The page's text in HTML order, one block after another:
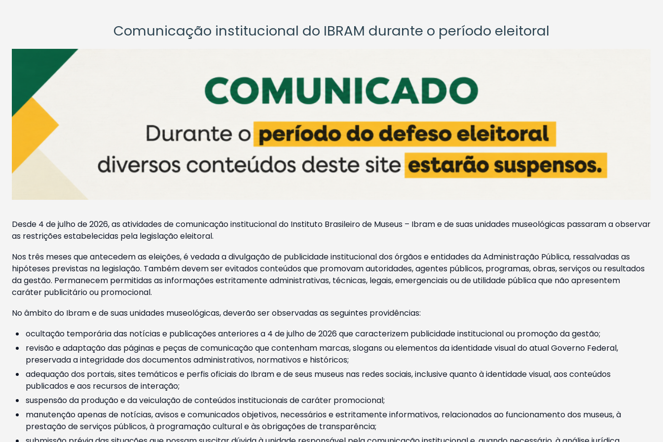
Comunicação institucional do IBRAM durante o período eleitoral
Desde 4 de julho de 2026, as atividades de comunicação institucional do Instituto Brasileiro de Museus – Ibram e de suas unidades museológicas passaram a observar
as restrições estabelecidas pela legislação eleitoral.
Nos três meses que antecedem as eleições, é vedada a divulgação de publicidade institucional dos órgãos e entidades da Administração Pública, ressalvadas as
hipóteses previstas na legislação. Também devem ser evitados conteúdos que promovam autoridades, agentes públicos, programas, obras, serviços ou resultados
da gestão. Permanecem permitidas as informações estritamente administrativas, técnicas, legais, emergenciais ou de utilidade pública que não apresentem
caráter publicitário ou promocional.
No âmbito do Ibram e de suas unidades museológicas, deverão ser observadas as seguintes providências:
ocultação temporária das notícias e publicações anteriores a 4 de julho de 2026 que caracterizem publicidade institucional ou promoção da gestão;
revisão e adaptação das páginas e peças de comunicação que contenham marcas, slogans ou elementos da identidade visual do atual Governo Federal,
preservada a integridade dos documentos administrativos, normativos e históricos;
adequação dos portais, sites temáticos e perfis oficiais do Ibram e de seus museus nas redes sociais, inclusive quanto à identidade visual, aos conteúdos
publicados e aos recursos de interação;
suspensão da produção e da veiculação de conteúdos institucionais de caráter promocional;
manutenção apenas de notícias, avisos e comunicados objetivos, necessários e estritamente informativos, relacionados ao funcionamento dos museus, à
prestação de serviços públicos, à programação cultural e às obrigações de transparência;